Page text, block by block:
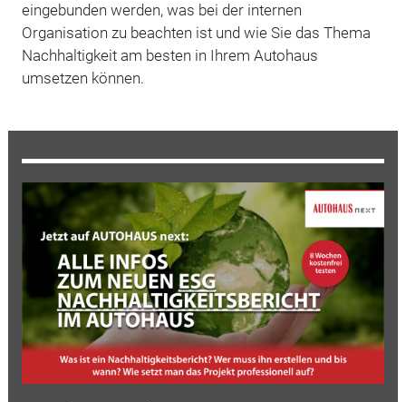
eingebunden werden, was bei der internen
Organisation zu beachten ist und wie Sie das Thema
Nachhaltigkeit am besten in Ihrem Autohaus
umsetzen können.